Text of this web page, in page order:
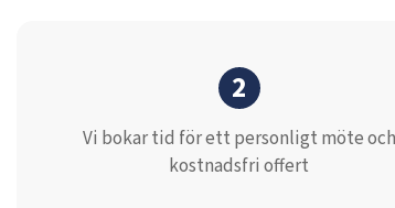
2
Vi bokar tid för ett personligt möte och
kostnadsfri offert